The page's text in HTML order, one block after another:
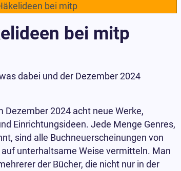
bei mitp
bei mitp
dabei und der Dezember 2024
2024 acht neue Werke,
Einrichtungsideen. Jede Menge Genres,
sind alle Buchneuerscheinungen von
unterhaltsame Weise vermitteln. Man
der Bücher, die nicht nur in der